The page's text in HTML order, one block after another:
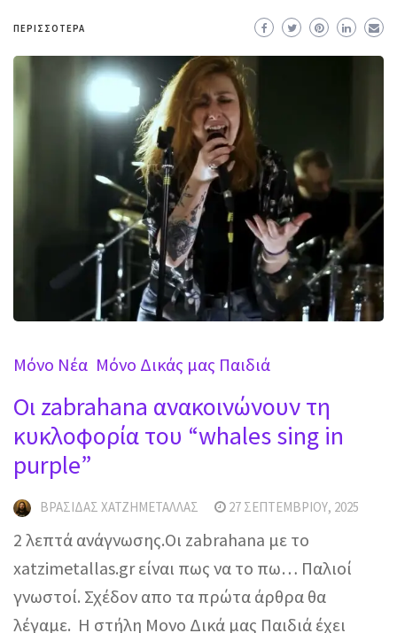
ΠΕΡΙΣΣΌΤΕΡΑ
Mόνο Νέα Μόνο Δικάς μας Παιδιά
Οι zabrahana ανακοινώνουν τη
κυκλοφορία του “whales sing in
purple”
ΒΡΑΣΊΔΑΣ ΧΑΤΖΗΜΕΤΑΛΛΆΣ 27 ΣΕΠΤΕΜΒΡΊΟΥ, 2025
2 λεπτά ανάγνωσης.Οι zabrahana με το
xatzimetallas.gr είναι πως να το πω… Παλιοί
γνωστοί. Σχέδον απο τα πρώτα άρθρα θα
λέγαμε. Η στήλη Μονο Δικά μας Παιδιά έχει